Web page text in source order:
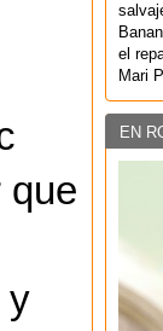
que
y
el
Mari
EN